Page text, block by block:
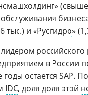
»
тыс.) и «Русгидро»
российского
в России
остается SAP.
IDC, доля доля этой